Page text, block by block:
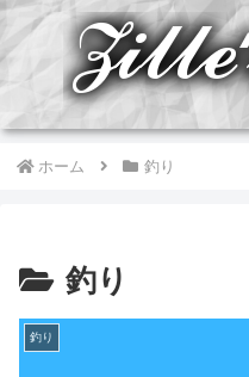
ホーム 釣り
釣り
釣り